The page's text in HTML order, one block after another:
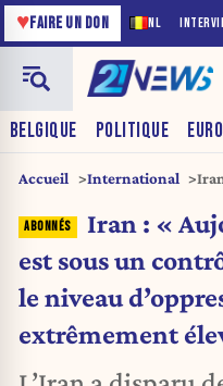
NL
♥FAIRE UN DON
BELGIQUE POLITIQUE
Accueil International
Iran : «
est sous un
le niveau
extrêmement